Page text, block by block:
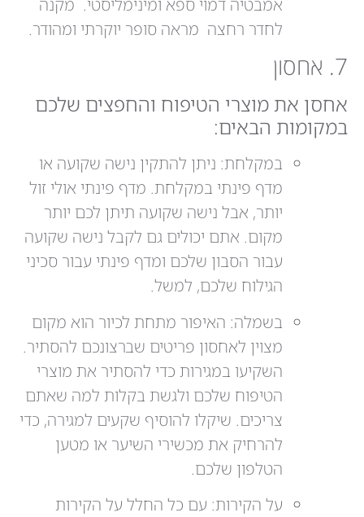
אמבטיה דמוי ספא ומינימליסטי. מקנה
לחדר רחצה מראה סופר יוקרתי ומהודר.
7. אחסון
אחסן את מוצרי הטיפוח והחפצים שלכם
במקומות הבאים:
במקלחת: ניתן להתקין נישה שקועה או
מדף פינתי במקלחת. מדף פינתי אולי זול
יותר, אבל נישה שקועה תיתן לכם יותר
מקום. אתם יכולים גם לקבל נישה שקועה
עבור הסבון שלכם ומדף פינתי עבור סכיני
הגילוח שלכם, למשל.
בשמלה: האיפור מתחת לכיור הוא מקום
מצוין לאחסון פריטים שברצונכם להסתיר.
השקיעו במגירות כדי להסתיר את מוצרי
הטיפוח שלכם ולגשת בקלות למה שאתם
צריכים. שיקלו להוסיף שקעים למגירה, כדי
להרחיק את מכשירי השיער או מטען
הטלפון שלכם.
על הקירות: עם כל החלל על הקירות